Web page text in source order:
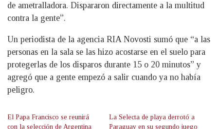
de ametralladora. Dispararon directamente a la multitud
contra la gente”.
Un periodista de la agencia RIA Novosti sumó que “a las
personas en la sala se las hizo acostarse en el suelo para
protegerlas de los disparos durante 15 o 20 minutos” y
agregó que a gente empezó a salir cuando ya no había
peligro.
El Papa Francisco se reunirá
con la selección de Argentina
La Selecta de playa derrotó a
Paraguay en su segundo juego